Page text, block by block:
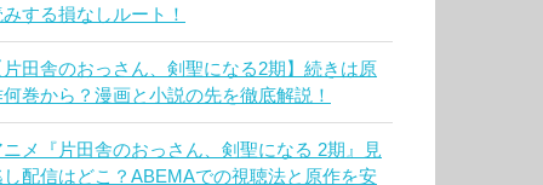
する損なしルート！
片田舎のおっさん、剣聖になる2期】続きは原
何巻から？漫画と小説の先を徹底解説！
ニメ『片田舎のおっさん、剣聖になる 2期』見
し配信はどこ？ABEMAでの視聴法と原作を安